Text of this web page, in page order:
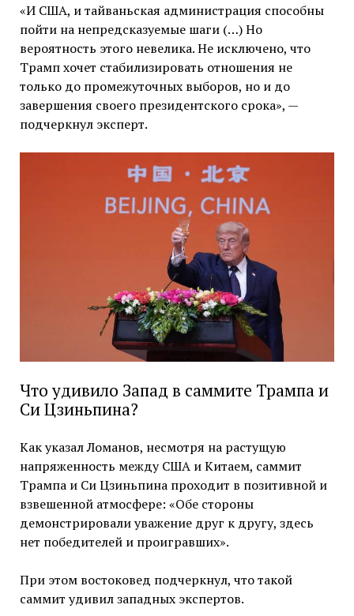
«И США, и тайваньская администрация способны
пойти на непредсказуемые шаги (…) Но
вероятность этого невелика. Не исключено, что
Трамп хочет стабилизировать отношения не
только до промежуточных выборов, но и до
завершения своего президентского срока», —
подчеркнул эксперт.
Что удивило Запад в саммите Трампа и
Си Цзиньпина?
Как указал Ломанов, несмотря на растущую
напряженность между США и Китаем, саммит
Трампа и Си Цзиньпина проходит в позитивной и
взвешенной атмосфере: «Обе стороны
демонстрировали уважение друг к другу, здесь
нет победителей и проигравших».
При этом востоковед подчеркнул, что такой
саммит удивил западных экспертов.